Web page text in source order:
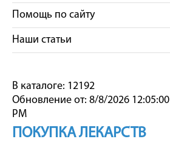
Помощь по сайту
Наши статьи
В каталоге: 12192
Обновление от: 8/8/2026 12:05:00
PM
ПОКУПКА ЛЕКАРСТВ